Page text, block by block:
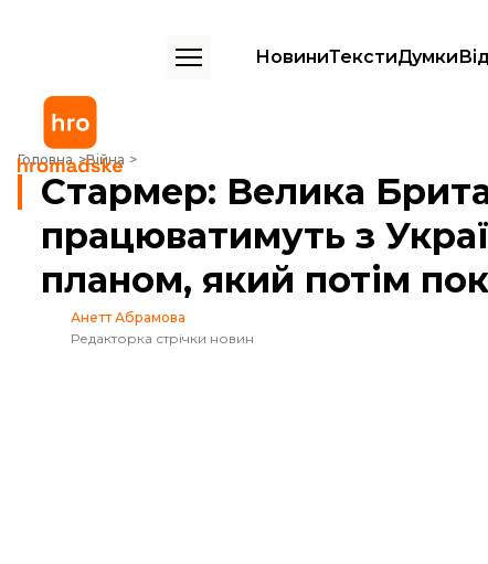
НовиниТекстиДумки
Головна Війна
Стармер: Велика Британія і Франція працюватимуть з Україною
Стармер: Велика
працюватимуть з
планом, який потім
Анетт Абрамова
Редакторка стрічки новин